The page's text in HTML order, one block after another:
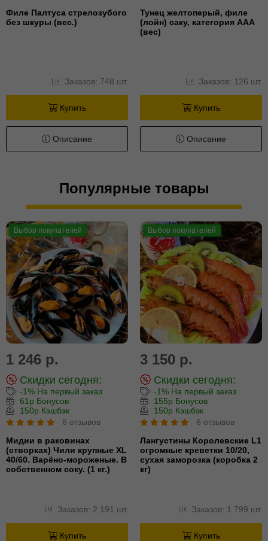
Филе Палтуса стрелозубого
без шкуры (вес.)
Заказов: 748 шт.
Купить
Описание
Тунец желтоперый, филе
(лойн) cаку, категория ААА
(вес)
Заказов: 126 шт.
Купить
Описание
Популярные товары
Выбор покупателей
1 246 р.
Скидки сегодня:
-1% На первый заказ
61р Бонусов
150р Кэшбэк
6 отзывов
Мидии в раковинах
(створках) Чили крупные XL
40/60. Варёно-мороженые. В
собственном соку. (1 кг.)
Заказов: 2 191 шт.
Купить
Выбор покупателей
3 150 р.
Скидки сегодня:
-1% На первый заказ
155р Бонусов
150р Кэшбэк
6 отзывов
Лангустины Королевские L1
огромные креветки 10/20,
сухая заморозка (коробка 2
кг)
Заказов: 1 799 шт.
Купить